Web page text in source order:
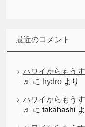
最近のコメント
ハワイからもう
♬
に hydro より
ハワイからもう
♬
にtakahashi